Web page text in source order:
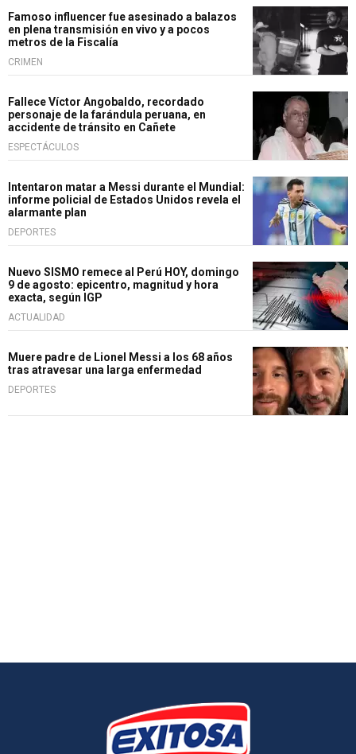
Famoso influencer fue asesinado a balazos
en plena transmisión en vivo y a pocos
metros de la Fiscalía
CRIMEN
Fallece Víctor Angobaldo, recordado
personaje de la farándula peruana, en
accidente de tránsito en Cañete
ESPECTÁCULOS
Intentaron matar a Messi durante el Mundial:
informe policial de Estados Unidos revela el
alarmante plan
DEPORTES
Nuevo SISMO remece al Perú HOY, domingo
9 de agosto: epicentro, magnitud y hora
exacta, según IGP
ACTUALIDAD
Muere padre de Lionel Messi a los 68 años
tras atravesar una larga enfermedad
DEPORTES